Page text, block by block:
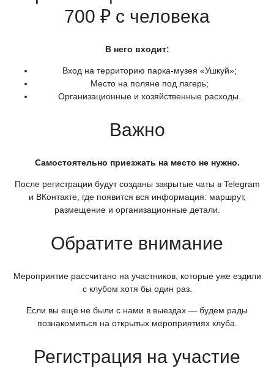
700 ₽ с человека
В него входит:
Вход на территорию парка-музея «Ушкуй»;
Место на поляне под лагерь;
Организационные и хозяйственные расходы.
Важно
Самостоятельно приезжать на место не нужно.
После регистрации будут созданы закрытые чаты в Telegram
и ВКонтакте, где появится вся информация: маршрут,
размещение и организационные детали.
Обратите внимание
Мероприятие рассчитано на участников, которые уже ездили
с клубом хотя бы один раз.
Если вы ещё не были с нами в выездах — будем рады
познакомиться на открытых мероприятиях клуба.
Регистрация на участие